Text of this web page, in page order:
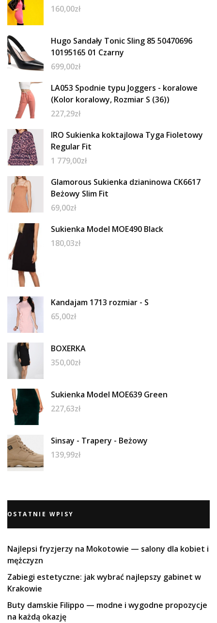
160,00zł
Hugo Sandały Tonic Sling 85 50470696
10195165 01 Czarny
699,00zł
LA053 Spodnie typu Joggers - koralowe
(Kolor koralowy, Rozmiar S (36))
227,29zł
IRO Sukienka koktajlowa Tyga Fioletowy
Regular Fit
1 779,00zł
Glamorous Sukienka dzianinowa CK6617
Beżowy Slim Fit
69,00zł
Sukienka Model MOE490 Black
180,03zł
Kandajam 1713 rozmiar - S
65,00zł
BOXERKA
350,00zł
Sukienka Model MOE639 Green
227,63zł
Sinsay - Trapery - Beżowy
139,99zł
OSTATNIE WPISY
Najlepsi fryzjerzy na Mokotowie — salony dla kobiet i
mężczyzn
Zabiegi estetyczne: jak wybrać najlepszy gabinet w
Krakowie
Buty damskie Filippo — modne i wygodne propozycje
na każdą okazję